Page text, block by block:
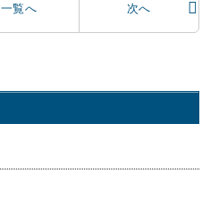
一覧へ 次へ